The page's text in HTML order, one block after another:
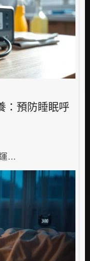
：預防睡眠呼
…